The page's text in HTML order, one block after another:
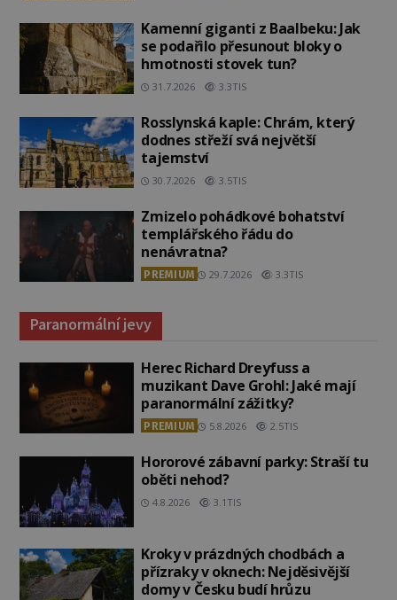
Kamenní giganti z Baalbeku: Jak
se podařilo přesunout bloky o
hmotnosti stovek tun?
31.7.2026 3.3TIS
Rosslynská kaple: Chrám, který
dodnes střeží svá největší
tajemství
30.7.2026 3.5TIS
Zmizelo pohádkové bohatství
templářského řádu do
nenávratna?
PREMIUM 29.7.2026 3.3TIS
Paranormální jevy
Herec Richard Dreyfuss a
muzikant Dave Grohl: Jaké mají
paranormální zážitky?
PREMIUM 5.8.2026 2.5TIS
Hororové zábavní parky: Straší tu
oběti nehod?
4.8.2026 3.1TIS
Kroky v prázdných chodbách a
přízraky v oknech: Nejděsivější
domy v Česku budí hrůzu